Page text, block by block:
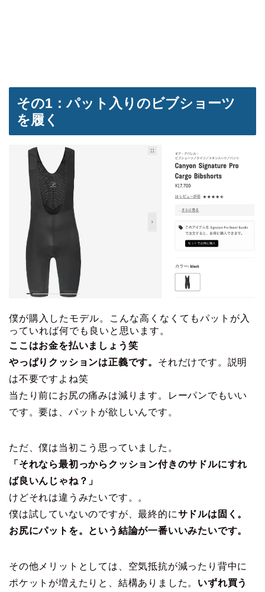
その1：パット入りのビブショーツ
を履く
僕が購入したモデル。こんな高くなくてもパットが入
っていれば何でも良いと思います。
ここはお金を払いましょう笑
やっぱりクッションは正義です。 それだけです。説明
は不要ですよね笑
当たり前にお尻の痛みは減ります。レーパンでもいい
です。要は、パットが欲しいんです。
ただ、僕は当初こう思っていました。
「それなら最初っからクッション付きのサドルにすれ
ば良いんじゃね？」
けどそれは違うみたいです。。
僕は試していないのですが、最終的にサドルは固く。
お尻にパットを。という結論が一番いいみたいです。
その他メリットとしては、空気抵抗が減ったり背中に
ポケットが増えたりと、結構ありました。 いずれ買う